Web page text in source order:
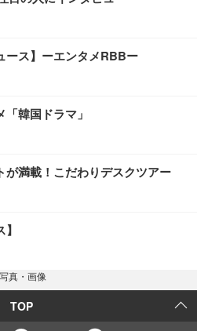
ース】ーエンタメRBBー
韓国ドラマ」
が満載！こだわりデスクツアー
写真・画像
TOP